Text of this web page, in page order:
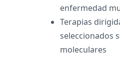
enfermedad
Terapias
seleccionados
moleculares